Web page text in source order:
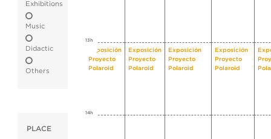
Exhibitions
Music
Didactic
Others
PLACE
13h
Exposición
Proyecto
Polaroid
Exposición
Proyecto
Polaroid
Exposición
Proyecto
Polaroid
Exposición
Proyecto
Polaroid
14h